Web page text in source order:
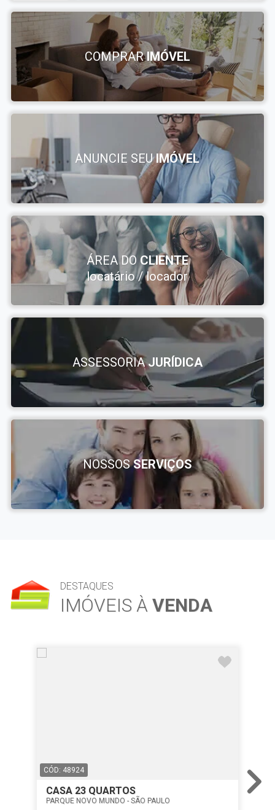
COMPRARIMÓVEL
ANUNCIE SEUIMÓVEL
ÁREA DOCLIENTE
locatário / locador
ASSESSORIAJURÍDICA
NOSSOSSERVIÇOS
DESTAQUES
IMÓVEIS ÀVENDA
CÓD: 48924
CASA 23 QUARTOS
PARQUE NOVO MUNDO - SÃO PAULO